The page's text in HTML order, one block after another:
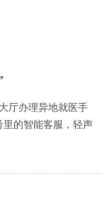
厅办理异地就医手
的智能客服，轻声